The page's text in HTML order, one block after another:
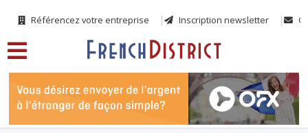
Référencez votre entreprise Inscription newsletter